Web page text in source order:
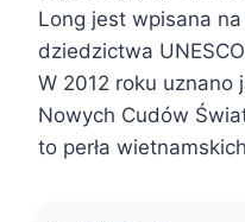
Long jest wpisana
dziedzictwa
W 2012 roku uznano
Nowych Cudów
to perła